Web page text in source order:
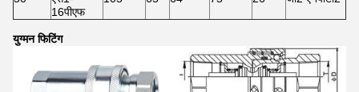
16पीएफ
युग्मन फिटिंग